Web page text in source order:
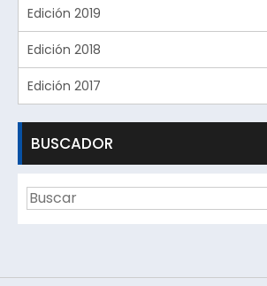
Edición 2019
Edición 2018
Edición 2017
BUSCADOR